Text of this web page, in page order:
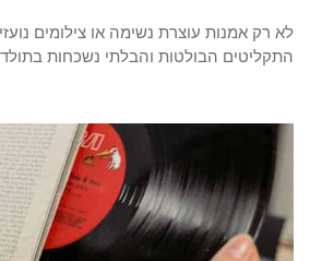
לא רק אמנות עוצרת נשימה או צילומים
התקליטים הבולטות והבלתי נשכחות